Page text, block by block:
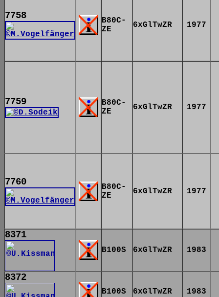
7758
B80C-
ZE
6xGlTwZR 1977
7759
B80C-
ZE
6xGlTwZR 1977
7760
B80C-
ZE
6xGlTwZR 1977
8371
B100S 6xGlTwZR 1983
8372
B100S 6xGlTwZR 1983